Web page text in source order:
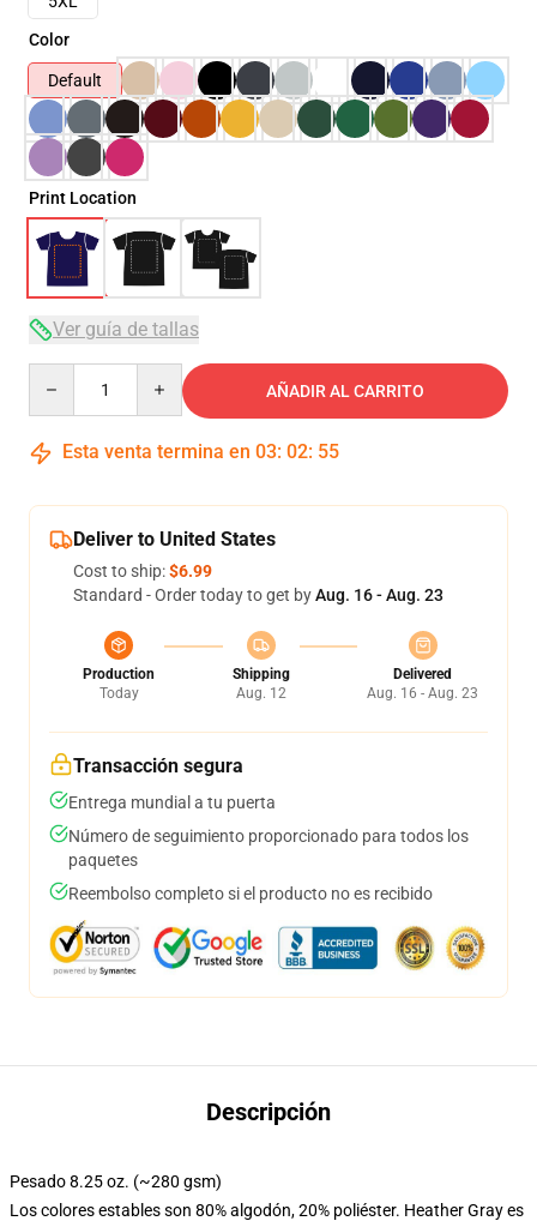
Color
Default
Print Location
Ver guía de tallas
AÑADIR AL CARRITO
Esta venta termina en 03: 02: 54
Deliver to United States
Cost to ship:$6.99
Standard - Order today to get byAug. 16 - Aug. 23
Production
Today
Shipping
Aug. 12
Delivered
Aug. 16 - Aug. 23
Transacción segura
Entrega mundial a tu puerta
Número de seguimiento proporcionado para todos los
paquetes
Reembolso completo si el producto no es recibido
Descripción
Pesado 8.25 oz. (~280 gsm)
Los colores estables son 80% algodón, 20% poliéster. Heather Gray es